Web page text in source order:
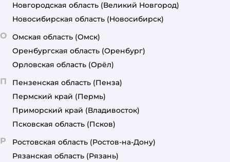
Новгородская область (Великий Новгород)
Новосибирская область (Новосибирск)
О Омская область (Омск)
Оренбургская область (Оренбург)
Орловская область (Орёл)
П Пензенская область (Пенза)
Пермский край (Пермь)
Приморский край (Владивосток)
Псковская область (Псков)
Р Ростовская область (Ростов-на-Дону)
Рязанская область (Рязань)